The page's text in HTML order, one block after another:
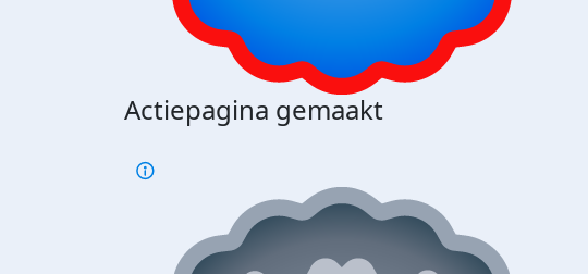
Actiepagina gemaakt